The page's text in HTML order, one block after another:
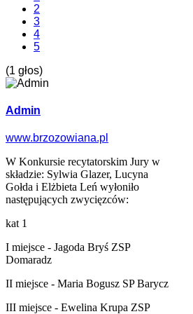
2
3
4
5
(1 głos)
Admin
www.brzozowiana.pl
W Konkursie recytatorskim Jury w
składzie: Sylwia Glazer, Lucyna
Gołda i Elżbieta Leń wyłoniło
następujących zwycięzców:
kat 1
I miejsce - Jagoda Bryś ZSP
Domaradz
II miejsce - Maria Bogusz SP Barycz
III miejsce - Ewelina Krupa ZSP